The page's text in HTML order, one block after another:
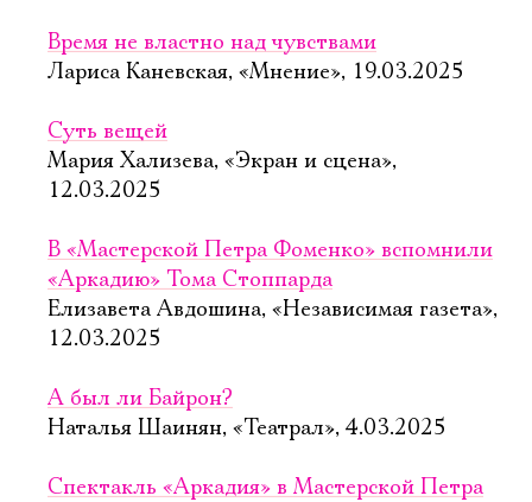
Время не властно над чувствами
Лариса Каневская, «Мнение», 19.03.2025
Суть вещей
Мария Хализева, «Экран и сцена»,
12.03.2025
В «Мастерской Петра Фоменко» вспомнили
«Аркадию» Тома Стоппарда
Елизавета Авдошина, «Независимая газета»,
12.03.2025
А был ли Байрон?
Наталья Шаинян, «Театрал», 4.03.2025
Спектакль «Аркадия» в Мастерской Петра